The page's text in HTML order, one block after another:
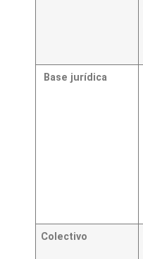
Base jurídica
Colectivo